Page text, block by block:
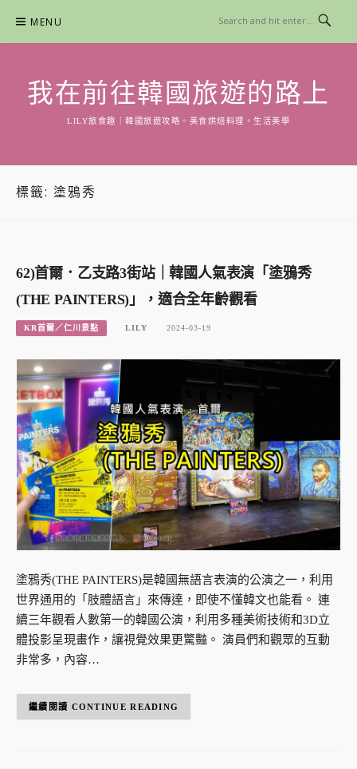
content
MENU
我在前往韓國旅遊的路上
LILY旅食趣｜韓國旅遊攻略。美食烘焙料理。生活美學
標籤: 塗鴉秀
62)首爾．乙支路3街站｜韓國人氣表演「塗鴉秀
(THE PAINTERS)」，適合全年齡觀看
KR首爾／仁川景點 LILY 2024-03-19
塗鴉秀(THE PAINTERS)是韓國無語言表演的公演之一，利用
世界通用的「肢體語言」來傳達，即使不懂韓文也能看。 連
續三年觀看人數第一的韓國公演，利用多種美術技術和3D立
體投影呈現畫作，讓視覺效果更驚豔。 演員們和觀眾的互動
非常多，內容…
CONTINUE READING